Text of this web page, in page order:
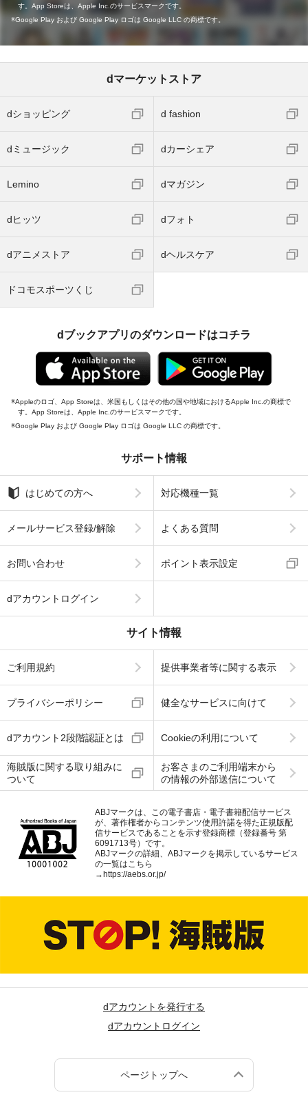
す。App Storeは、Apple Inc.のサービスマークです。
Google Play および Google Play ロゴは Google LLC の商標です。
dマーケットストア
dショッピング d fashion
dミュージック dカーシェア
Lemino dマガジン
dヒッツ dフォト
dアニメストア dヘルスケア
ドコモスポーツくじ
dブックアプリのダウンロードはコチラ
Appleのロゴ、App Storeは、米国もしくはその他の国や地域におけるApple Inc.の商標で
す。App Storeは、Apple Inc.のサービスマークです。
Google Play および Google Play ロゴは Google LLC の商標です。
サポート情報
はじめての方へ 対応機種一覧
メールサービス登録/解除 よくある質問
お問い合わせ ポイント表示設定
dアカウントログイン
サイト情報
ご利用規約 提供事業者等に関する表示
プライバシーポリシー 健全なサービスに向けて
dアカウント2段階認証とは Cookieの利用について
海賊版に関する取り組みに
ついて
お客さまのご利用端末から
の情報の外部送信について
ABJマークは、この電子書店・電子書籍配信サービス
が、著作権者からコンテンツ使用許諾を得た正規版配
信サービスであることを示す登録商標（登録番号 第
6091713号）です。
ABJマークの詳細、ABJマークを掲示しているサービス
の一覧はこちら
→https://aebs.or.jp/
dアカウントを発行する
dアカウントログイン
ページトップへ